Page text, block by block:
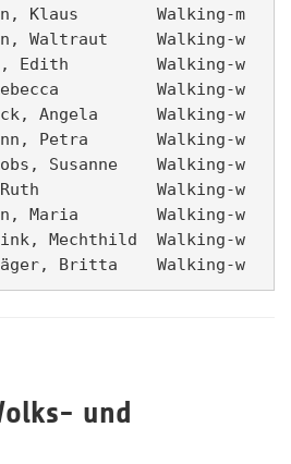
Klaus        Walking-m
Waltraut     Walking-w
Edith         Walking-w
Walking-w
Angela      Walking-w
Petra       Walking-w
Susanne    Walking-w
Walking-w
Maria        Walking-w
Mechthild  Walking-w
und